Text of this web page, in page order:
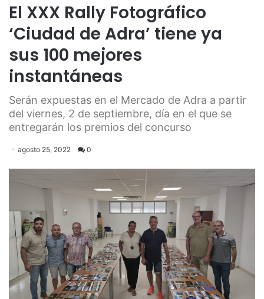
El XXX Rally Fotográfico
‘Ciudad de Adra’ tiene ya
sus 100 mejores
instantáneas
Serán expuestas en el Mercado de Adra a partir
del viernes, 2 de septiembre, día en el que se
entregarán los premios del concurso
agosto 25, 2022 0